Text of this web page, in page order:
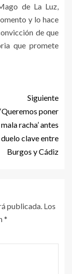
de La Luz,
y lo hace
de que
que promete
Siguiente
poner
racha’ antes
duelo clave entre
Burgos y Cádiz
publicada. Los
*